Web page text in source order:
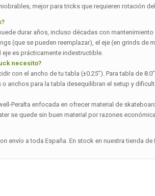
mejor para tricks que requieren rotación
durar años, incluso décadas con
(que se pueden reemplazar), el eje (en grinds de
es prácticamente indestructible.
necesito?
con el ancho de tu tabla (±0.25″). Para tabla de
anchos para la tabla desequilibran el setup y
Peralta enfocada en ofrecer material de
se quede sin buen material por razones
envío a toda España. En stock en nuestra tienda de